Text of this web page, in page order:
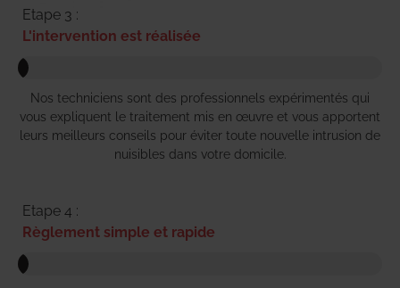
Etape 3 :
L'intervention est réalisée
Nos techniciens sont des professionnels expérimentés qui
vous expliquent le traitement mis en œuvre et vous apportent
leurs meilleurs conseils pour éviter toute nouvelle intrusion de
nuisibles dans votre domicile.
Etape 4 :
Règlement simple et rapide